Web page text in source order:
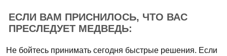
ЕСЛИ ВАМ ПРИСНИЛОСЬ, ЧТО ВАС
ПРЕСЛЕДУЕТ МЕДВЕДЬ:
Не бойтесь принимать сегодня быстрые решения. Если